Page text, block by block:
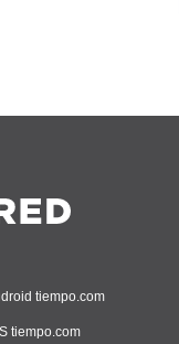
tiempo.com
tiempo.com